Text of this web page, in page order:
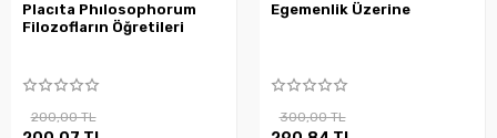
Placıta Phılosophorum
Filozofların Öğretileri
200,00 TL
Egemenlik Üzerine
300,00 TL